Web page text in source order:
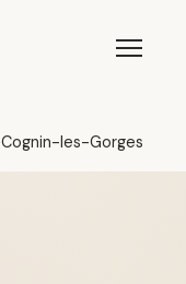
Cognin-les-Gorges